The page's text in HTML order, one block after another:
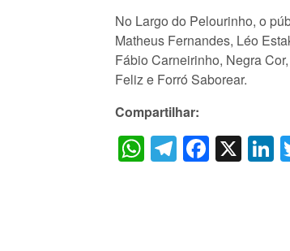
No Largo do Pelourinho, o
Matheus Fernandes, Léo
Fábio Carneirinho, Negra
Feliz e Forró Saborear.
Compartilhar:
WhatsApp
Telegram
X